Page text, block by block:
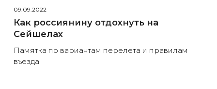
09.09.2022
Как россиянину отдохнуть на
Сейшелах
Памятка по вариантам перелета и правилам
въезда